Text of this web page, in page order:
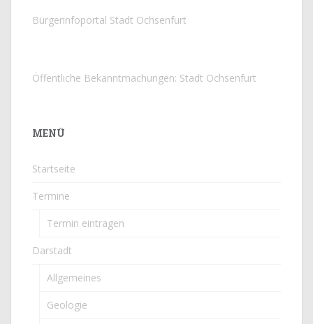
Bürgerinfoportal Stadt Ochsenfurt
Öffentliche Bekanntmachungen: Stadt Ochsenfurt
MENÜ
Startseite
Termine
Termin eintragen
Darstadt
Allgemeines
Geologie